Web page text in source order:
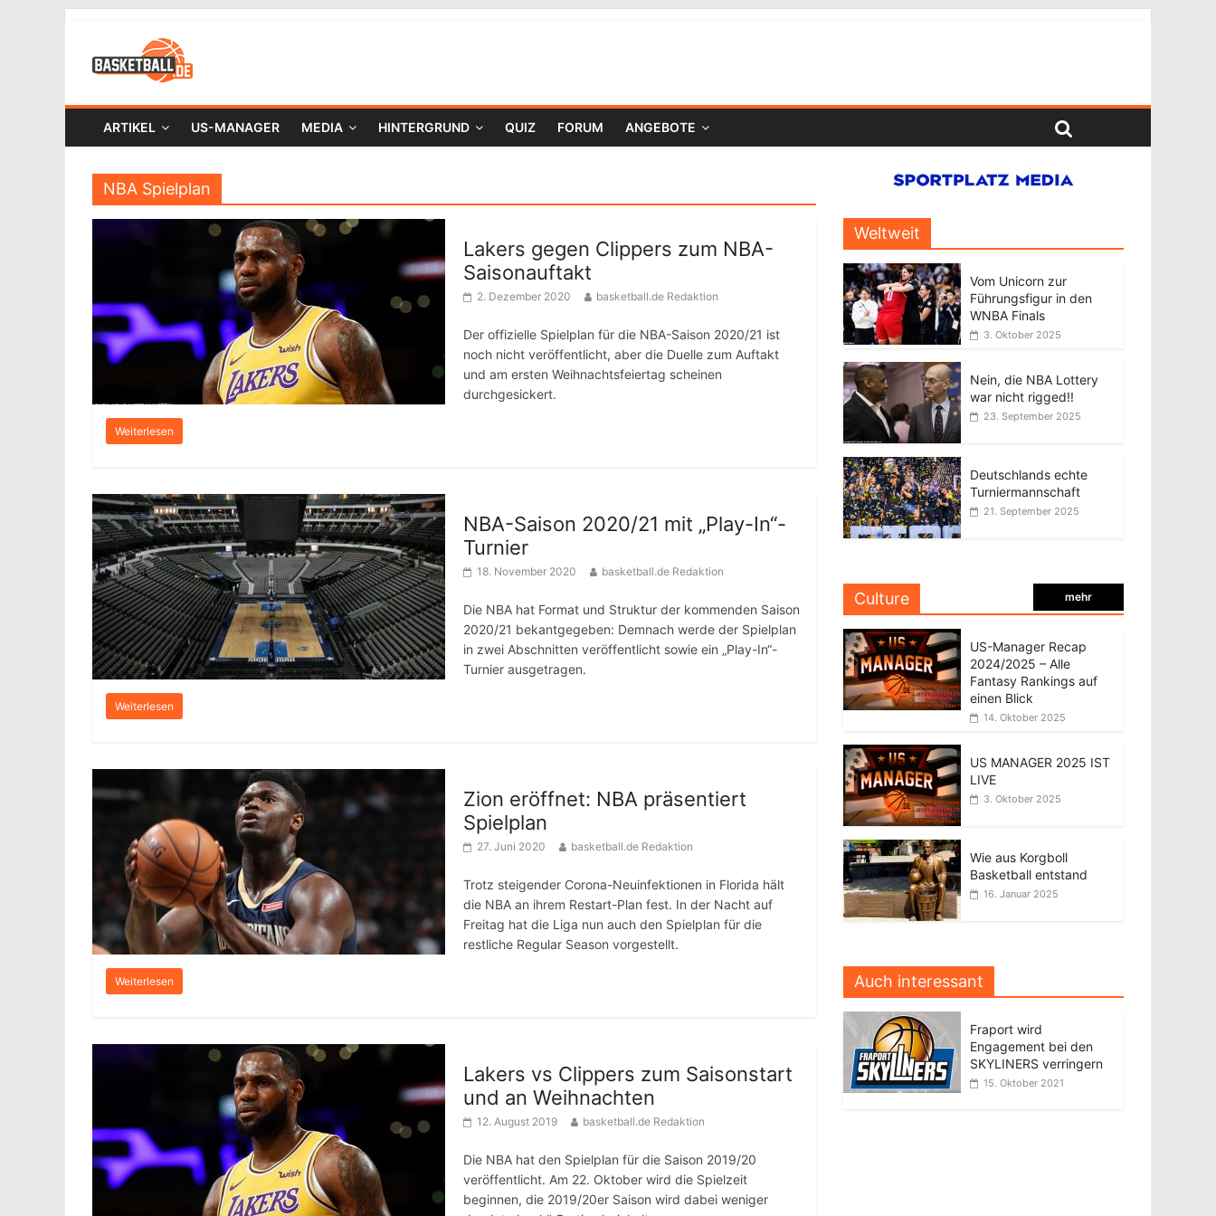
ARTIKEL US-MANAGER MEDIA HINTERGRUND QUIZ FORUM ANGEBOTE
NBA Spielplan
Lakers gegen Clippers zum NBA-
Saisonauftakt
2. Dezember 2020 basketball.de Redaktion
Der offizielle Spielplan für die NBA-Saison 2020/21 ist
noch nicht veröffentlicht, aber die Duelle zum Auftakt
und am ersten Weihnachtsfeiertag scheinen
durchgesickert.
Weiterlesen
NBA-Saison 2020/21 mit „Play-In“-
Turnier
18. November 2020 basketball.de Redaktion
Die NBA hat Format und Struktur der kommenden Saison
2020/21 bekantgegeben: Demnach werde der Spielplan
in zwei Abschnitten veröffentlicht sowie ein „Play-In“-
Turnier ausgetragen.
Weiterlesen
Zion eröffnet: NBA präsentiert
Spielplan
27. Juni 2020 basketball.de Redaktion
Trotz steigender Corona-Neuinfektionen in Florida hält
die NBA an ihrem Restart-Plan fest. In der Nacht auf
Freitag hat die Liga nun auch den Spielplan für die
restliche Regular Season vorgestellt.
Weiterlesen
Lakers vs Clippers zum Saisonstart
und an Weihnachten
12. August 2019 basketball.de Redaktion
Die NBA hat den Spielplan für die Saison 2019/20
veröffentlicht. Am 22. Oktober wird die Spielzeit
beginnen, die 2019/20er Saison wird dabei weniger
Weltweit
Vom Unicorn zur
Führungsfigur in den
WNBA Finals
3. Oktober 2025
Nein, die NBA Lottery
war nicht rigged!!
23. September 2025
Deutschlands echte
Turniermannschaft
21. September 2025
Culture mehr
US-Manager Recap
2024/2025 – Alle
Fantasy Rankings auf
einen Blick
14. Oktober 2025
US MANAGER 2025 IST
LIVE
3. Oktober 2025
Wie aus Korgboll
Basketball entstand
16. Januar 2025
Auch interessant
Fraport wird
Engagement bei den
SKYLINERS verringern
15. Oktober 2021